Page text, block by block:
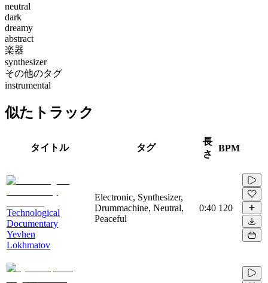
neutral
dark
dreamy
abstract
楽器
synthesizer
その他のタグ
instrumental
似たトラック
タイトル タグ
長
さ
BPM
Technological
Documentary
Yevhen
Lokhmatov
Electronic, Synthesizer,
Drummachine, Neutral,
Peaceful
0:40 120